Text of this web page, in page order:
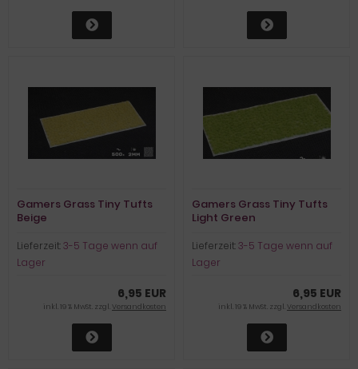
Gamers Grass Tiny Tufts
Beige
Lieferzeit:3-5 Tage wenn auf
Lager
6,95 EUR
inkl. 19 % MwSt. zzgl.Versandkosten
Gamers Grass Tiny Tufts
Light Green
Lieferzeit:3-5 Tage wenn auf
Lager
6,95 EUR
inkl. 19 % MwSt. zzgl.Versandkosten